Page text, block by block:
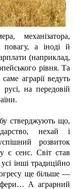
механізатора,
повагу, а іноді й
(наприклад,
рівня. Та
аграрії ведуть
на передовій
стверджують що,
нехай і
розвиток
є сенс. Світ став
інші традиційно
ще більше —
А аграрний